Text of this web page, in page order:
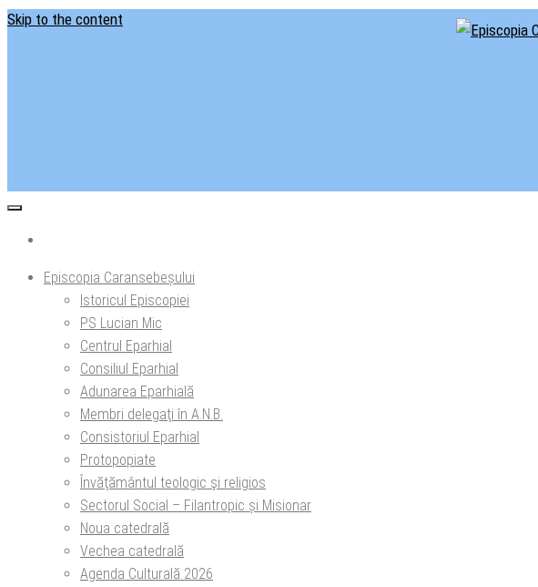
Skip to the content
Episcopia Caransebeșului
Istoricul Episcopiei
PS Lucian Mic
Centrul Eparhial
Consiliul Eparhial
Adunarea Eparhială
Membri delegaţi în A.N.B.
Consistoriul Eparhial
Protopopiate
Învăţământul teologic şi religios
Sectorul Social – Filantropic și Misionar
Noua catedrală
Vechea catedrală
Agenda Culturală 2026